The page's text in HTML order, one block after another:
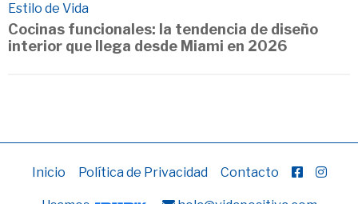
Estilo de Vida
Cocinas funcionales: la tendencia de diseño
interior que llega desde Miami en 2026
Inicio Política de Privacidad Contacto